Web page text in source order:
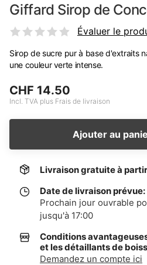
Giffard Sirop de
Évaluer le
Sirop de sucre pur à base d'extraits
une couleur verte intense.
CHF 14.50
Incl. TVA plus Frais de livraison
Ajouter au
Livraison gratuite à
Date de livraison prévue:
Prochain jour ouvrable
jusqu'à 17:00
Conditions
et les détaillants de
Demandez un compte ici